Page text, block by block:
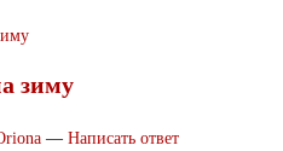
зиму
— Написать ответ